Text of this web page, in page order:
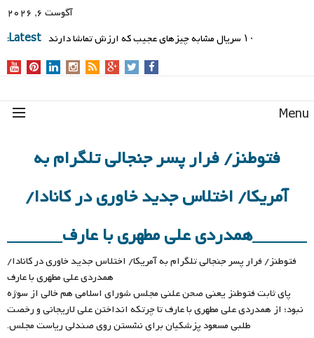
آگوست 6, 2026
Latest:
۱۰ سریال مشابه چیزهای عجیب که ارزش تماشا دارند
فتوطنز/ فرار پسر جنجالی تلگرام به
آمریکا/ اختلاس جدید خاوری در کانادا/
همدردی علی مطهری با عارف
فتوطنز/ فرار پسر جنجالی تلگرام به آمریکا/ اختلاس جدید خاوری در کانادا/
همدردی علی مطهری با عارف
پای ثابت فتوطنز یعنی صحن علنی مجلس شورای اسلامی هم خالی از سوژه
نبود؛ از همدردی علی مطهری با عارف تا چرتکه انداختن علی لاریجانی و رخصت
طلبی مسعود پزشکیان برای نشستن روی صندلی ریاست مجلس.